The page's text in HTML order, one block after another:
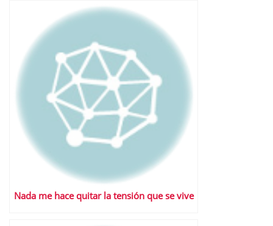
Nada me hace quitar la tensión que se vive